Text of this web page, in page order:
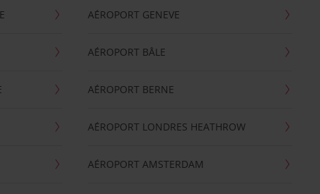
AÉROPORT GENEVE
AÉROPORT BÂLE
AÉROPORT BERNE
AÉROPORT LONDRES HEATHROW
AÉROPORT AMSTERDAM